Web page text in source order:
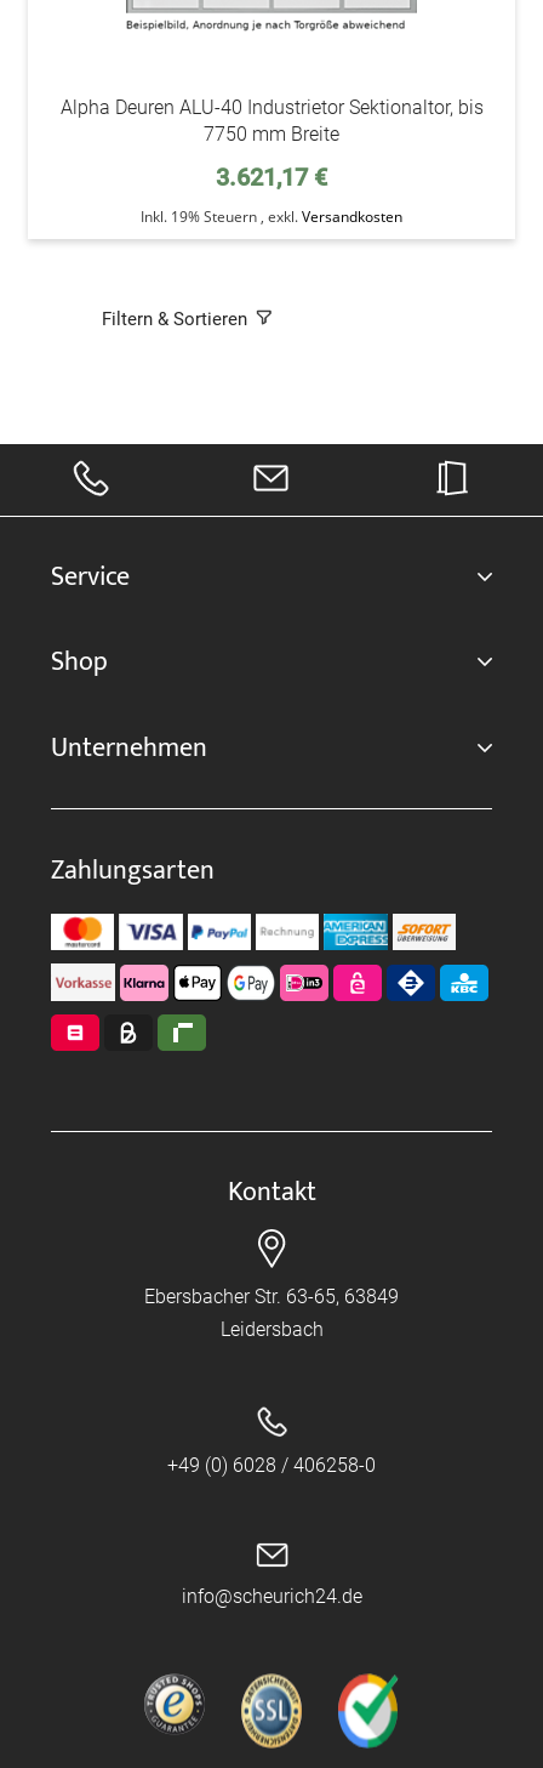
Alpha Deuren ALU-40 Industrietor Sektionaltor, bis
7750 mm Breite
3.621,17 €
Inkl. 19% Steuern , exkl.Versandkosten
Filtern & Sortieren
Service
Shop
Unternehmen
Zahlungsarten
Kontakt
Ebersbacher Str. 63-65, 63849
Leidersbach
+49 (0) 6028 / 406258-0
info@scheurich24.de